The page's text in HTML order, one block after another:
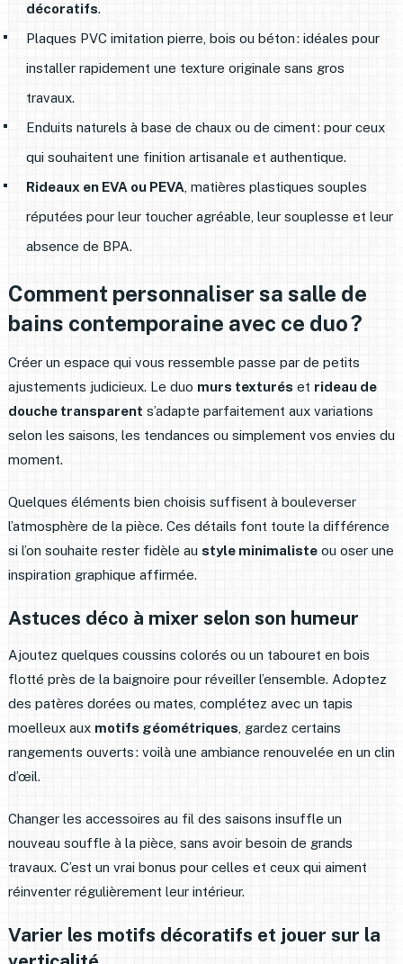
décoratifs.
Plaques PVC imitation pierre, bois ou béton : idéales pour
installer rapidement une texture originale sans gros
travaux.
Enduits naturels à base de chaux ou de ciment : pour ceux
qui souhaitent une finition artisanale et authentique.
Rideaux en EVA ou PEVA, matières plastiques souples
réputées pour leur toucher agréable, leur souplesse et leur
absence de BPA.
Comment personnaliser sa salle de
bains contemporaine avec ce duo ?
Créer un espace qui vous ressemble passe par de petits
ajustements judicieux. Le duo murs texturéset rideau de
douche transparent s’adapte parfaitement aux variations
selon les saisons, les tendances ou simplement vos envies du
moment.
Quelques éléments bien choisis suffisent à bouleverser
l’atmosphère de la pièce. Ces détails font toute la différence
si l’on souhaite rester fidèle au style minimalisteou oser une
inspiration graphique affirmée.
Astuces déco à mixer selon son humeur
Ajoutez quelques coussins colorés ou un tabouret en bois
flotté près de la baignoire pour réveiller l’ensemble. Adoptez
des patères dorées ou mates, complétez avec un tapis
moelleux aux motifs géométriques, gardez certains
rangements ouverts : voilà une ambiance renouvelée en un clin
d’œil.
Changer les accessoires au fil des saisons insuffle un
nouveau souffle à la pièce, sans avoir besoin de grands
travaux. C’est un vrai bonus pour celles et ceux qui aiment
réinventer régulièrement leur intérieur.
Varier les motifs décoratifs et jouer sur la